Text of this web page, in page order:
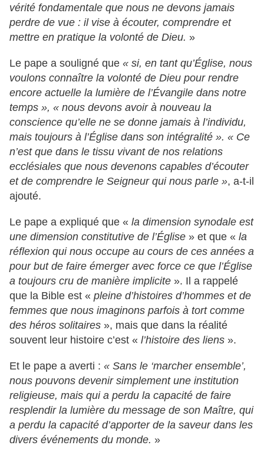
vérité fondamentale que nous ne devons jamais
perdre de vue : il vise à écouter, comprendre et
mettre en pratique la volonté de Dieu. »
Le pape a souligné que « si, en tant qu’Église, nous
voulons connaître la volonté de Dieu pour rendre
encore actuelle la lumière de l’Évangile dans notre
temps », « nous devons avoir à nouveau la
conscience qu’elle ne se donne jamais à l’individu,
mais toujours à l’Église dans son intégralité ». « Ce
n’est que dans le tissu vivant de nos relations
ecclésiales que nous devenons capables d’écouter
et de comprendre le Seigneur qui nous parle », a-t-il
ajouté.
Le pape a expliqué que « la dimension synodale est
une dimension constitutive de l’Église » et que « la
réflexion qui nous occupe au cours de ces années a
pour but de faire émerger avec force ce que l’Église
a toujours cru de manière implicite ». Il a rappelé
que la Bible est « pleine d’histoires d’hommes et de
femmes que nous imaginons parfois à tort comme
des héros solitaires », mais que dans la réalité
souvent leur histoire c’est « l’histoire des liens ».
Et le pape a averti : « Sans le ‘marcher ensemble’,
nous pouvons devenir simplement une institution
religieuse, mais qui a perdu la capacité de faire
resplendir la lumière du message de son Maître, qui
a perdu la capacité d’apporter de la saveur dans les
divers événements du monde. »